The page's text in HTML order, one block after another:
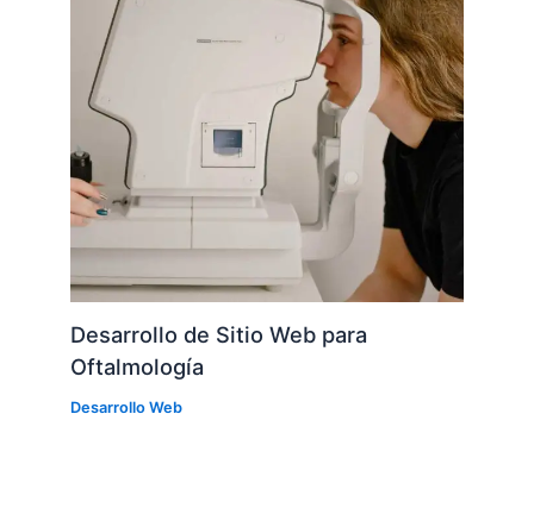
Desarrollo de Sitio Web para
Oftalmología
Desarrollo Web